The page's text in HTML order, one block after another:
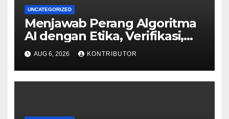
UNCATEGORIZED
Menjawab Perang Algoritma
AI dengan Etika, Verifikasi,
dan Media Tepercaya
AUG 6, 2026 KONTRIBUTOR